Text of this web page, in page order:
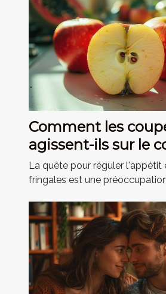
Comment les
agissent-ils sur le
réduire l'appétit ?
La quête pour réguler l'appétit
fringales est une